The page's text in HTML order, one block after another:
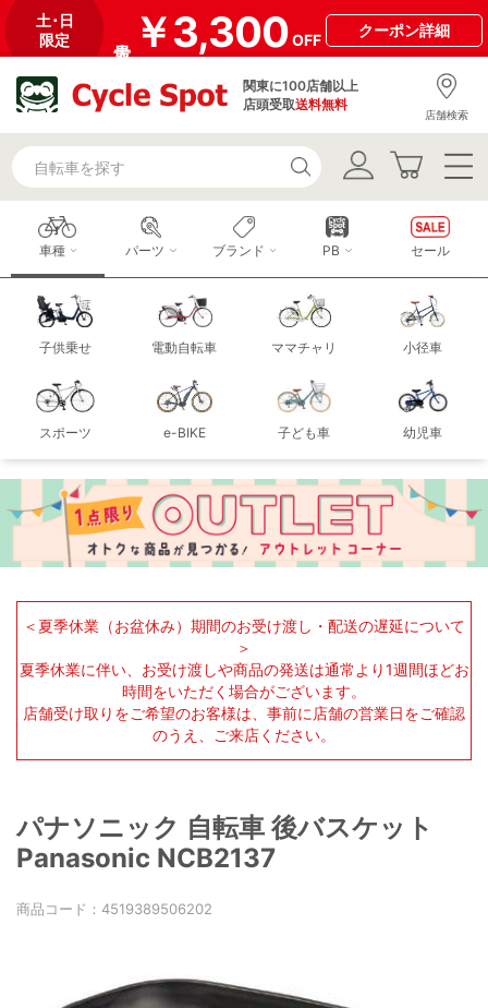
土･日
限定
￥3,300OFF
クーポン詳細
関東に100店舗以上
店頭受取送料無料
店舗検索
車種
子供乗せ 電動自転車 ママチャリ 小径車
スポーツ e-BIKE 子ども車 幼児車
パーツ ブランド PB セール
＜夏季休業（お盆休み）期間のお受け渡し・配送の遅延について
＞
夏季休業に伴い、お受け渡しや商品の発送は通常より1週間ほどお
時間をいただく場合がございます。
店舗受け取りをご希望のお客様は、事前に店舗の営業日をご確認
のうえ、ご来店ください。
パナソニック 自転車 後バスケット
Panasonic NCB2137
商品コード： 4519389506202